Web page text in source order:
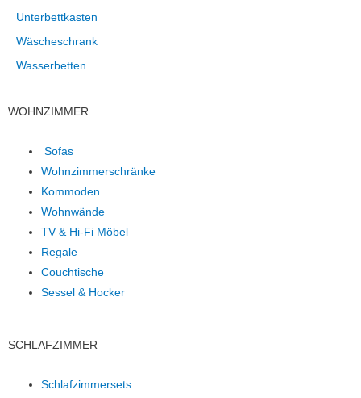
Unterbettkasten
Wäscheschrank
Wasserbetten
WOHNZIMMER
Sofas
Wohnzimmerschränke
Kommoden
Wohnwände
TV & Hi-Fi Möbel
Regale
Couchtische
Sessel & Hocker
SCHLAFZIMMER
Schlafzimmersets